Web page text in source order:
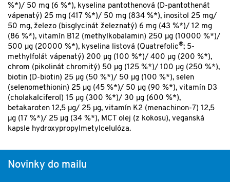
%*)/ 50 mg (6 %*), kyselina pantothenová (D-pantothenát
vápenatý) 25 mg (417 %*)/ 50 mg (834 %*), inositol 25 mg/
50 mg, železo (bisglycinát železnatý) 6 mg (43 %*)/ 12 mg
(86 %*), vitamín B12 (methylkobalamin) 250 µg (10000 %*)/
500 µg (20000 %*), kyselina listová (Quatrefolic®; 5-
methylfolát vápenatý) 200 µg (100 %*)/ 400 µg (200 %*),
chrom (pikolinát chromitý) 50 µg (125 %*)/ 100 µg (250 %*),
biotin (D-biotin) 25 µg (50 %*)/ 50 µg (100 %*), selen
(selenomethionin) 25 µg (45 %*)/ 50 µg (90 %*), vitamín D3
(cholakalciferol) 15 µg (300 %*)/ 30 µg (600 %*),
betakaroten 12,5 µg/ 25 µg, vitamín K2 (menachinon-7) 12,5
µg (17 %*)/ 25 µg (34 %*), MCT olej (z kokosu), veganská
kapsle hydroxypropylmetylcelulóza.
Novinky do mailu